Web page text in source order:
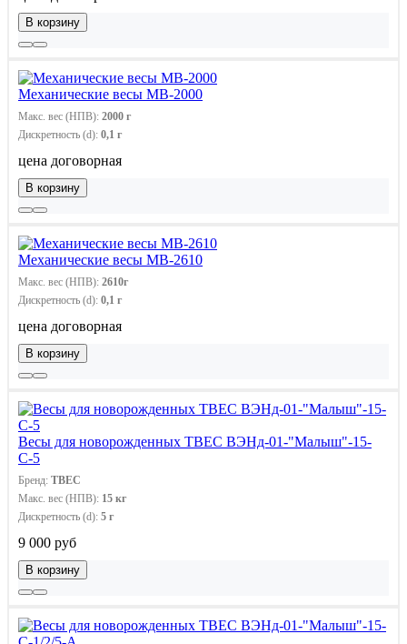
В корзину
Механические весы МВ-2000
Макс. вес (НПВ): 2000 г
Дискретность (d): 0,1 г
цена договорная
В корзину
Механические весы МВ-2610
Макс. вес (НПВ): 2610г
Дискретность (d): 0,1 г
цена договорная
В корзину
Весы для новорожденных ТВЕС ВЭНд-01-"Малыш"-15-
С-5
Бренд: ТВЕС
Макс. вес (НПВ): 15 кг
Дискретность (d): 5 г
9 000 руб
В корзину